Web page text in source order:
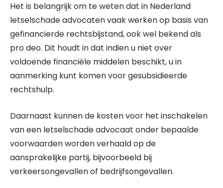
Het is belangrijk om te weten dat in Nederland
letselschade advocaten vaak werken op basis van
gefinancierde rechtsbijstand, ook wel bekend als
pro deo. Dit houdt in dat indien u niet over
voldoende financiële middelen beschikt, u in
aanmerking kunt komen voor gesubsidieerde
rechtshulp.
Daarnaast kunnen de kosten voor het inschakelen
van een letselschade advocaat onder bepaalde
voorwaarden worden verhaald op de
aansprakelijke partij, bijvoorbeeld bij
verkeersongevallen of bedrijfsongevallen.